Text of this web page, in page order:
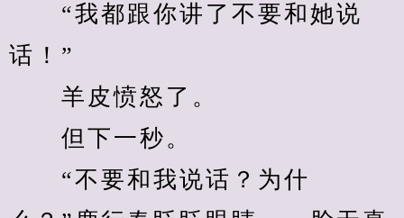
“我都跟你讲了不要和她说
话！”
羊皮愤怒了。
但下一秒。
“不要和我说话？为什